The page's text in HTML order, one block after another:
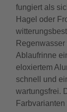
fungiert als
Hagel oder
Ablaufrinne
eloxiertem
schnell und
wartungsfrei.
Farbvarianten